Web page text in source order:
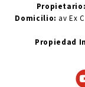
Domicilio: av Ex
Propiedad